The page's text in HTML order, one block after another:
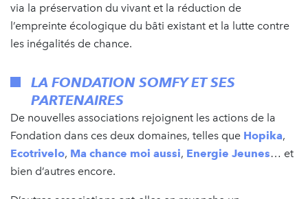
via la préservation du vivant et la réduction de
l’empreinte écologique du bâti existant et la lutte contre
les inégalités de chance.
LA FONDATION SOMFY ET SES
PARTENAIRES
De nouvelles associations rejoignent les actions de la
Fondation dans ces deux domaines, telles que Hopika,
Ecotrivelo, Ma chance moi aussi, Energie Jeunes… et
bien d’autres encore.